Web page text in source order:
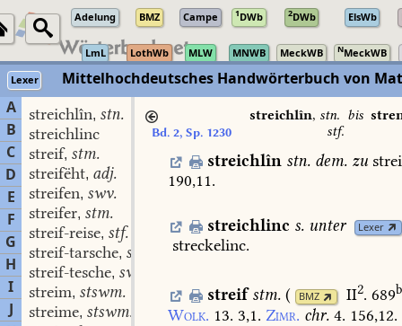
Adelung BMZ Campe 1DWb 2DWb ElsWb
LmL LothWb MLW MNWB MeckWB NMeckWB
Lexer
Mittelhochdeutsches Handwörterbuch von
A
B
C
D
E
F
G
H
I
J
streichlîn, stn.
streichlinc
streif, stm.
streifëht, adj.
streifen, swv.
streifer, stm.
streif-reise, stf.
streif-tarsche, swf.
streif-tesche, swf.
streim, stswm.
streime, stswm.
Bd. 2, Sp. 1230
streichlîn, stn. bis
stf.
streichlîn stn. dem.zu
190,11.
streichlinc s.unter Lexer
streckelinc.
streif stm. ( BMZ II2. 689b
Wolk. 13. 3,1. Zimr. chr. 4. 156,12.